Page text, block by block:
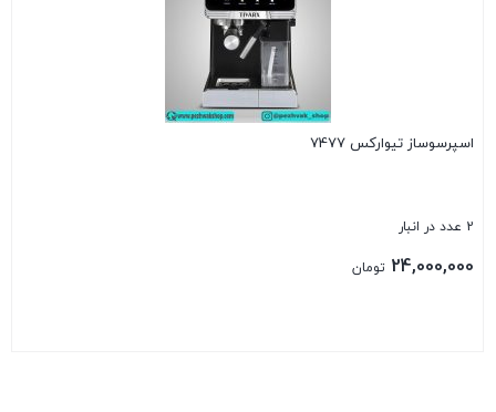
اسپرسوساز تیوارکس 7477
2 عدد در انبار
24,000,000 تومان